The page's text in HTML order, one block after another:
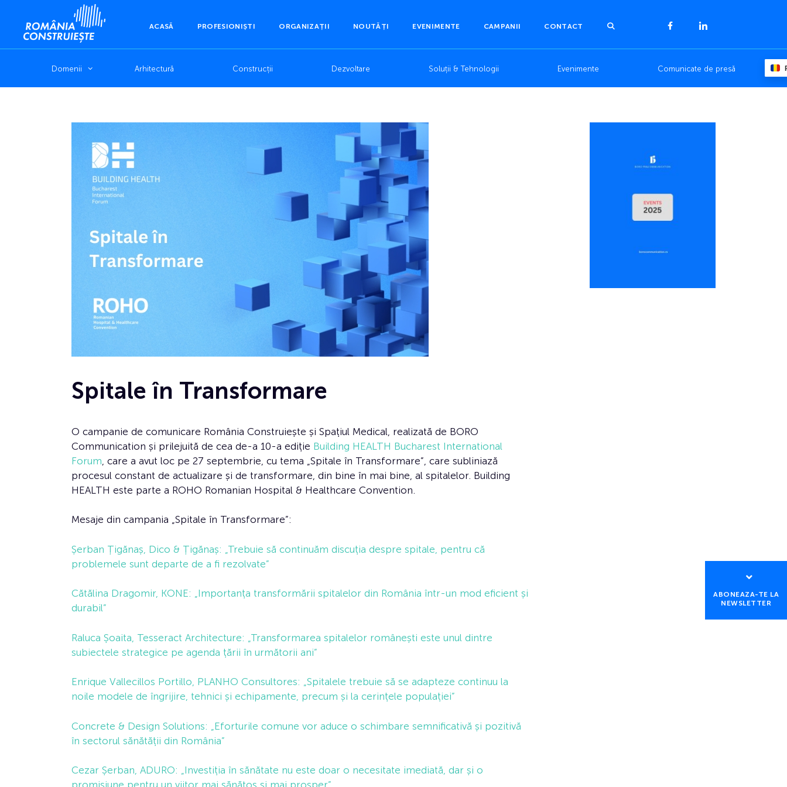
ACASĂ PROFESIONIȘTI ORGANIZAȚII NOUTĂȚI EVENIMENTE CAMPANII CONTACT
ABONEAZA-TE LA
NEWSLETTER
Domenii Arhitectură Construcții Dezvoltare Soluții & Tehnologii Evenimente Comunicate de presă
Spitale în Transformare
O campanie de comunicare România Construiește și Spațiul Medical, realizată de BORO
Communication și prilejuită de cea de-a 10-a ediție Building HEALTH Bucharest International
Forum , care a avut loc pe 27 septembrie, cu tema „Spitale în Transformare”, care subliniază
procesul constant de actualizare și de transformare, din bine în mai bine, al spitalelor. Building
HEALTH este parte a ROHO Romanian Hospital & Healthcare Convention.
Mesaje din campania „Spitale în Transformare”:
Șerban Țigănaș, Dico & Țigănaș: „Trebuie să continuăm discuția despre spitale, pentru că
problemele sunt departe de a fi rezolvate”
Cătălina Dragomir, KONE: „Importanța transformării spitalelor din România într-un mod eficient și
durabil”
Raluca Șoaita, Tesseract Architecture: „Transformarea spitalelor românești este unul dintre
subiectele strategice pe agenda țării în următorii ani”
Enrique Vallecillos Portillo, PLANHO Consultores: „Spitalele trebuie să se adapteze continuu la
noile modele de îngrijire, tehnici și echipamente, precum și la cerințele populației”
Concrete & Design Solutions: „Eforturile comune vor aduce o schimbare semnificativă și pozitivă
în sectorul sănătății din România”
Cezar Șerban, ADURO: „Investiția în sănătate nu este doar o necesitate imediată, dar și o